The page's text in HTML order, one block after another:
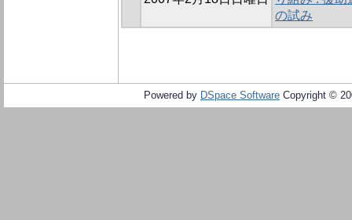
の試み
Powered by DSpace Software Copyright ©